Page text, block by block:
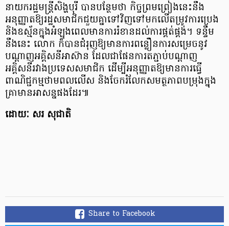
នាយករដ្ឋមន្ត្រីសិង្ហបុរី បានបន្ថែមថា កិច្ចព្រមព្រៀងនេះនឹង
អនុញ្ញាតឱ្យរដ្ឋសមាជិកជួយគ្នាទៅវិញទៅមកលើតម្រូវការប្រេង
និងឧស្ម័នក្នុងអំឡុងពេលមានការរំខានដល់ការផ្គត់ផ្គង់។ ទន្ទឹម
នឹងនេះ លោក ក៏បានជំរុញឱ្យមានការពន្លឿនការសម្រេចនូវ
បណ្តាញអគ្គិសនីអាស៊ាន ដែលជាផែនការតភ្ជាប់បណ្តាញ
អគ្គិសនីរវាងប្រទេសសមាជិក ដើម្បីអនុញ្ញាតឱ្យមានការធ្វើ
ពាណិជ្ជកម្មថាមពលលើស និងចែករំលែកសមត្ថភាពបម្រុងក្នុង
គ្រាមានអាសន្នផងដែរ៕
ដោយៈ សរ សុជាតិ
Share to Facebook